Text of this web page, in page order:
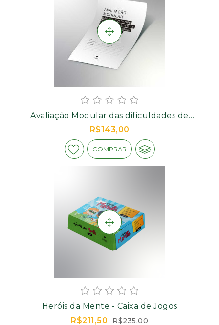
Avaliação Modular das dificuldades de
aprendizagem às Altas
Habilidades/Superdotação - Protocolo Caderno
de Respostas
R$143,00
COMPRAR
Heróis da Mente - Caixa de Jogos
R$211,50
R$235,00